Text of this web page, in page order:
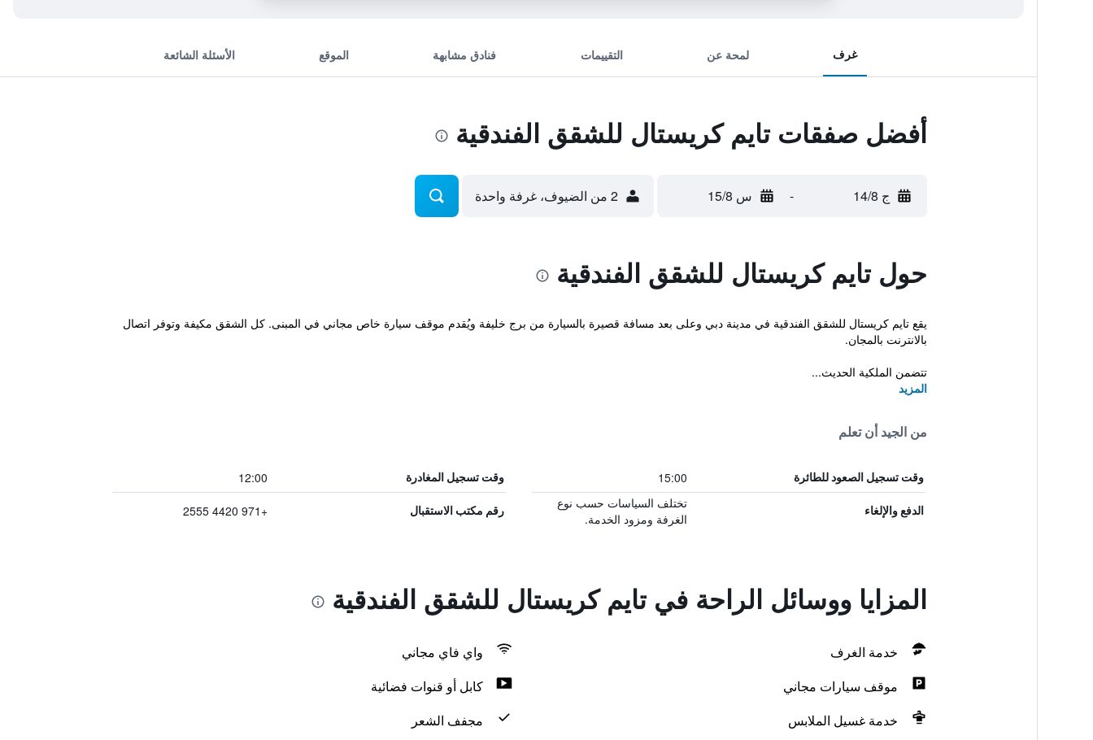
غرف لمحة عن التقييمات فنادق مشابهة الموقع الأسئلة الشائعة
أفضل صفقات تايم كريستال للشقق الفندقية
ج 14/8 - س 15/8 2 من الضيوف، غرفة واحدة
حول تايم كريستال للشقق الفندقية
يقع تايم كريستال للشقق الفندقية في مدينة دبي وعلى بعد مسافة قصيرة بالسيارة من برج خليفة ويُقدم موقف سيارة خاص مجاني في المبنى. كل الشقق مكيفة وتوفر اتصال
بالانترنت بالمجان.
تتضمن الملكية الحديث...
المزيد
من الجيد أن تعلم
وقت تسجيل الصعود للطائرة 15:00 وقت تسجيل المغادرة 12:00
الدفع والإلغاء
تختلف السياسات حسب نوع
الغرفة ومزود الخدمة.
رقم مكتب الاستقبال +971 4420 2555
المزايا ووسائل الراحة في تايم كريستال للشقق الفندقية
خدمة الغرف
واي فاي مجاني
موقف سيارات مجاني
كابل أو قنوات فضائية
خدمة غسيل الملابس
مجفف الشعر